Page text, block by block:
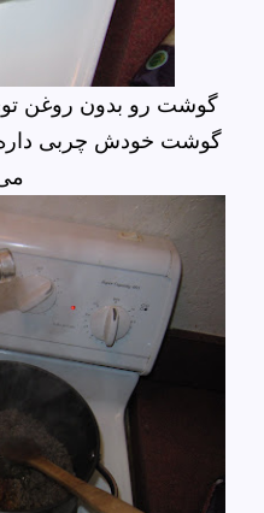
گوشت رو بدون روغن توی
گوشت خودش چربی